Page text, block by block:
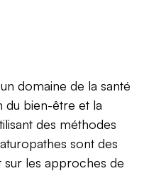
domaine de la santé
du bien-être et la
des méthodes
sont des
sur les approches de